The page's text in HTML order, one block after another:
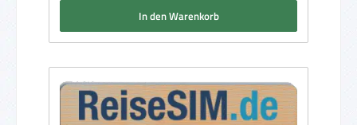
In den Warenkorb